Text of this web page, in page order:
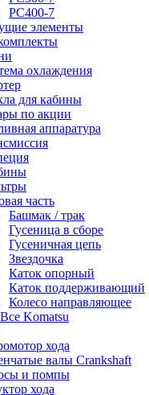
PC400-7
элементы
охлаждения
для кабины
по акции
аппаратура
часть
Башмак / трак
Гусеница в сборе
Гусеничная цепь
Звездочка
Каток опорный
Каток поддерживающий
Колесо направляющее
Komatsu
хода
валы Crankshaft
и помпы
хода